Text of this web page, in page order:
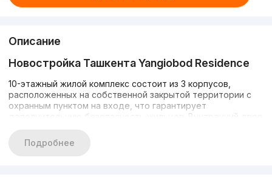
Описание
Новостройка Ташкента Yangiobod Residence
10-этажный жилой комплекс состоит из 3 корпусов,
расположенных на собственной закрытой территории с
охранным пунктом на входе, что гарантирует
дополнительную безопасность жильцов. Внутренний двор
безопасными детскими площадками и паркингом, как
наземным, так и подземным.
Подробнее